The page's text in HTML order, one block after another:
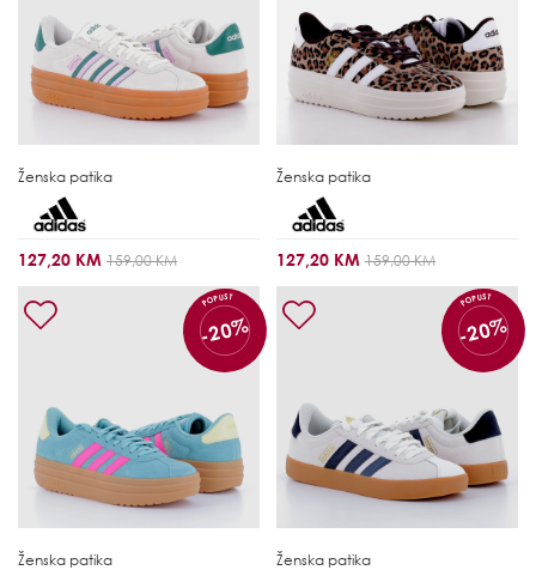
Ženska patika
127,20 KM 159,00 KM
Ženska patika
127,20 KM 159,00 KM
POPUST
-20%
Ženska patika
POPUST
-20%
Ženska patika